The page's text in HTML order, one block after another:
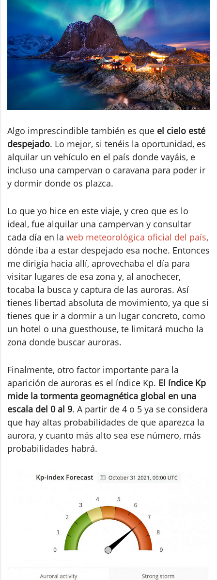
Algo imprescindible también es que el cielo esté
despejado. Lo mejor, si tenéis la oportunidad, es
alquilar un vehículo en el país donde vayáis, e
incluso una campervan o caravana para poder ir
y dormir donde os plazca.
Lo que yo hice en este viaje, y creo que es lo
ideal, fue alquilar una campervan y consultar
cada día en la web meteorológica oficial del país,
dónde iba a estar despejado esa noche. Entonces
me dirigía hacia allí, aprovechaba el día para
visitar lugares de esa zona y, al anochecer,
tocaba la busca y captura de las auroras. Así
tienes libertad absoluta de movimiento, ya que si
tienes que ir a dormir a un lugar concreto, como
un hotel o una guesthouse, te limitará mucho la
zona donde buscar auroras.
Finalmente, otro factor importante para la
aparición de auroras es el índice Kp. El índice Kp
mide la tormenta geomagnética global en una
escala del 0 al 9. A partir de 4 o 5 ya se considera
que hay altas probabilidades de que aparezca la
aurora, y cuanto más alto sea ese número, más
probabilidades habrá.